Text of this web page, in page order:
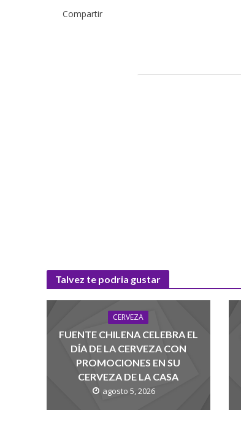
Compartir
Talvez te podria gustar
CERVEZA
FUENTE CHILENA CELEBRA EL
DÍA DE LA CERVEZA CON
PROMOCIONES EN SU
CERVEZA DE LA CASA
agosto 5, 2026